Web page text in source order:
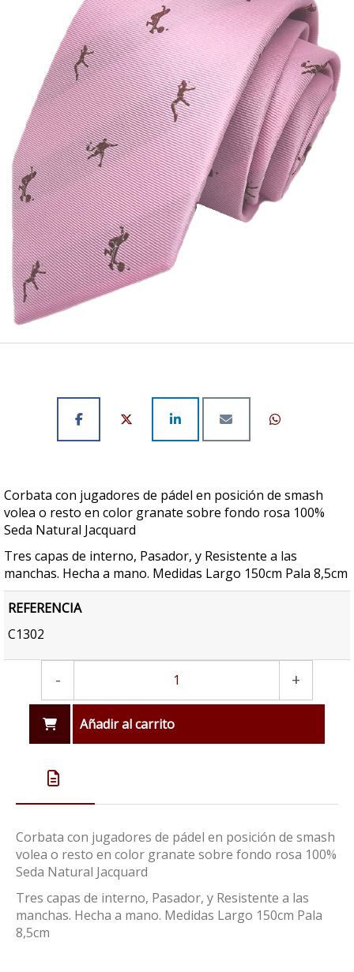
Corbata con jugadores de pádel en posición de smash
volea o resto en color granate sobre fondo rosa 100%
Seda Natural Jacquard
Tres capas de interno, Pasador, y Resistente a las
manchas. Hecha a mano. Medidas Largo 150cm Pala 8,5cm
REFERENCIA
C1302
- +
Añadir al carrito
Corbata con jugadores de pádel en posición de smash
volea o resto en color granate sobre fondo rosa 100%
Seda Natural Jacquard
Tres capas de interno, Pasador, y Resistente a las
manchas. Hecha a mano. Medidas Largo 150cm Pala
8,5cm